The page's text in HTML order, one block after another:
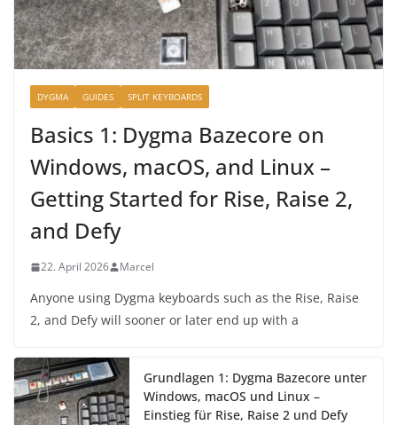
DYGMA GUIDES SPLIT KEYBOARDS
Basics 1: Dygma Bazecore on
Windows, macOS, and Linux –
Getting Started for Rise, Raise 2,
and Defy
22. April 2026 Marcel
Anyone using Dygma keyboards such as the Rise, Raise
2, and Defy will sooner or later end up with a
Grundlagen 1: Dygma Bazecore unter
Windows, macOS und Linux –
Einstieg für Rise, Raise 2 und Defy